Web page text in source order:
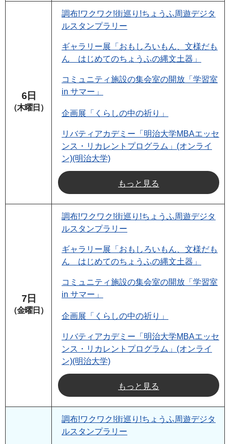
6日
（木曜日）
調布!ワクワク!街巡り!ちょうふ周遊デジタ
ルスタンプラリー
ギャラリー展「おもしろいもん、文様だも
ん はじめてのちょうふの縄文土器」
コミュニティ施設の集会室の開放「学習室
in サマー」
企画展「くらしの中の祈り」
リバティアカデミー「明治大学MBAエッセ
ンス・リカレントプログラム」(オンライ
ン)(明治大学)
もっと見る
7日
（金曜日）
調布!ワクワク!街巡り!ちょうふ周遊デジタ
ルスタンプラリー
ギャラリー展「おもしろいもん、文様だも
ん はじめてのちょうふの縄文土器」
コミュニティ施設の集会室の開放「学習室
in サマー」
企画展「くらしの中の祈り」
リバティアカデミー「明治大学MBAエッセ
ンス・リカレントプログラム」(オンライ
ン)(明治大学)
もっと見る
調布!ワクワク!街巡り!ちょうふ周遊デジタ
ルスタンプラリー